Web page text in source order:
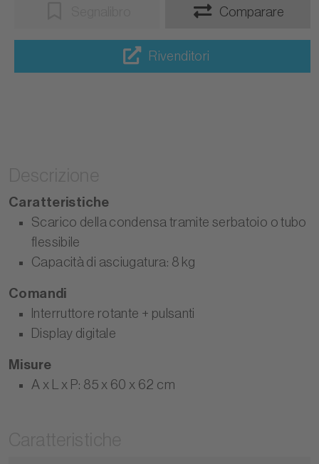
Comparare
Rivenditori
Caratteristiche
Scarico della condensa tramite serbatoio o tubo
flessibile
Capacità di asciugatura: 8 kg
Comandi
Interruttore rotante + pulsanti
Display digitale
Misure
A x L x P: 85 x 60 x 62 cm